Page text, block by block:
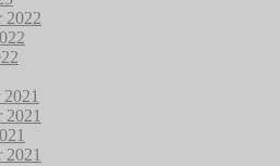
2022
2021
2021
2021